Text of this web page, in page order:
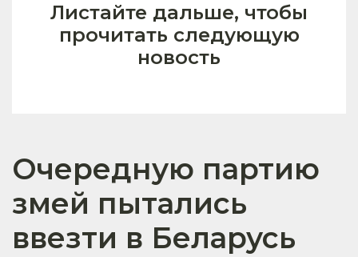
Листайте дальше, чтобы
прочитать следующую
новость
Очередную партию
змей пытались
ввезти в Беларусь